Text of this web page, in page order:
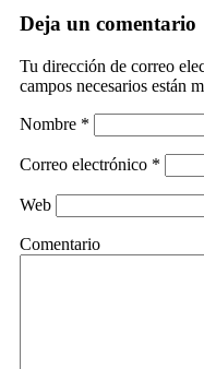
Deja un comentario
Tu dirección de correo
campos necesarios están
Nombre *
Correo electrónico *
Web
Comentario